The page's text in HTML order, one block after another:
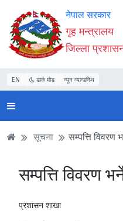
Accessibility
Mode
सुरु
गर्नुहोस्
सामाग्री
पढ्नुहाेस्
नेभिगेसन
पढ्नुहाेस्
वेबसाइट
खोजमा
जानुहोस्
नेपाल सरकार
गृह मन्त्रालय
जिल्ला
EN डार्क मोड न्यून व्यान्डविथ
सूचना सम्पत्ति विवरण
सम्पत्ति विवरण
प्रशासन शाखा